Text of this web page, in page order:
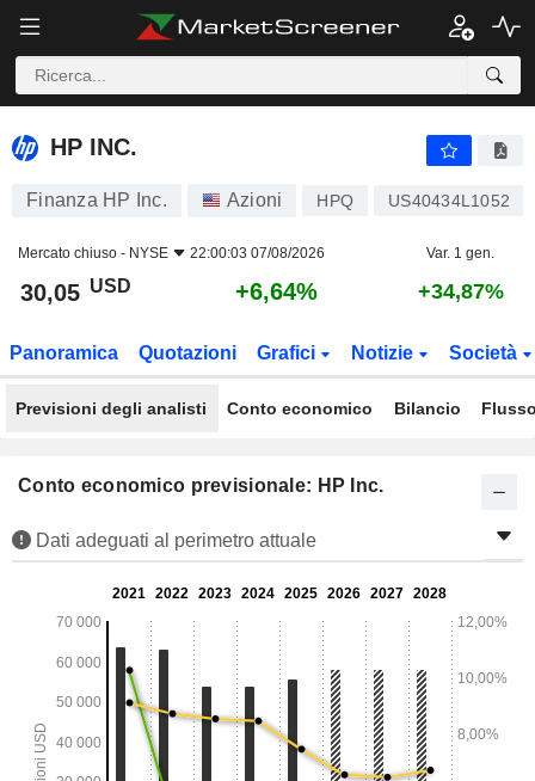
HP INC.
HP INC.
Finanza HP Inc. Azioni HPQ US40434L1052
Mercato chiuso - NYSE 22:00:03 07/08/2026 Var. 1 gen.
30,05 USD +6,64% +34,87%
Panoramica Quotazioni Grafici Notizie Società
Previsioni degli analisti Conto economico Bilancio
Conto economico previsionale: HP Inc.
Dati adeguati al perimetro attuale